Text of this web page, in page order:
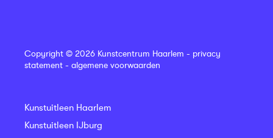
Copyright © 2026 Kunstcentrum Haarlem - privacy
statement - algemene voorwaarden
Kunstuitleen Haarlem
Kunstuitleen IJburg